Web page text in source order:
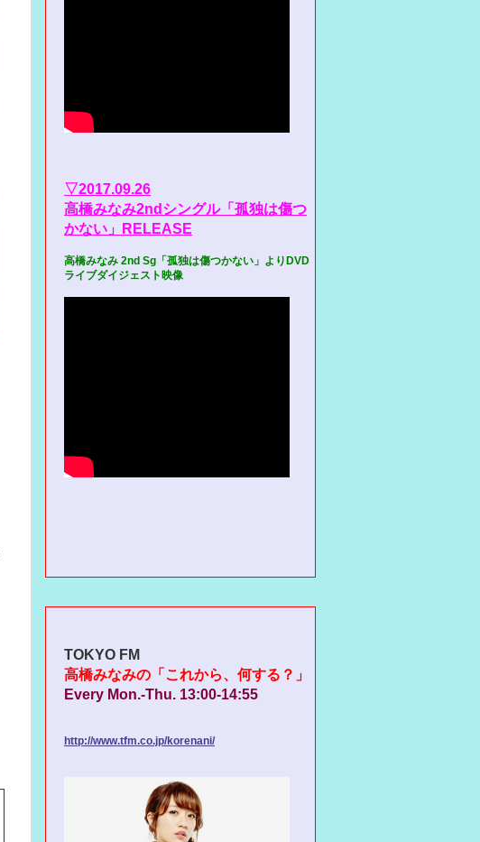
▽2017.09.26
高橋みなみ2ndシングル「孤独は傷つ
かない」RELEASE
高橋みなみ 2nd Sg「孤独は傷つかない」よりDVD
ライブダイジェスト映像
TOKYO FM
高橋みなみの「これから、何する？」
Every Mon.-Thu. 13:00-14:55
http://www.tfm.co.jp/korenani/